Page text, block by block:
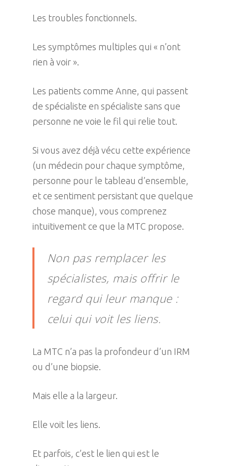
Les troubles fonctionnels.
Les symptômes multiples qui « n’ont
rien à voir ».
Les patients comme Anne, qui passent
de spécialiste en spécialiste sans que
personne ne voie le fil qui relie tout.
Si vous avez déjà vécu cette expérience
(un médecin pour chaque symptôme,
personne pour le tableau d’ensemble,
et ce sentiment persistant que quelque
chose manque), vous comprenez
intuitivement ce que la MTC propose.
Non pas remplacer les
spécialistes, mais offrir le
regard qui leur manque :
celui qui voit les liens.
La MTC n’a pas la profondeur d’un IRM
ou d’une biopsie.
Mais elle a la largeur.
Elle voit les liens.
Et parfois, c’est le lien qui est le